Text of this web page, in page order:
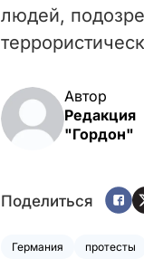
людей,
Автор
Редакция
"Гордон"
Поделиться
Германия протесты